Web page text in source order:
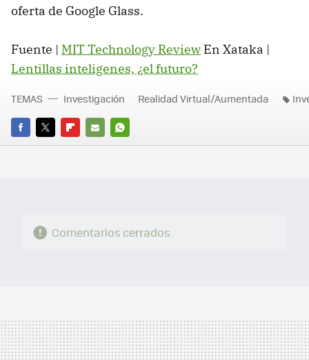
oferta de Google Glass.
Fuente | MIT Technology Review En Xataka |
Lentillas inteligenes, ¿el futuro?
FACEBOOK
TWITTERFLIPBOARD
E-
WHATSAPP
TEMAS Investigación Realidad Virtual/Aumentada
Comentarios cerrados